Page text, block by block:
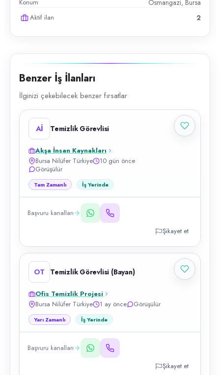
Konum Osmangazi, Bursa
Aktif ilan 2
Benzer İş İlanları
İlginizi çekebilecek benzer fırsatlar
Aİ Temizlik Görevlisi
Akşa İnsan Kaynakları
Bursa Nilüfer Türkiye
10 gün önce
Görüşülür
Tam Zamanlı İş Yerinde
Başvuru kanalları
Şikayet et
OT Temizlik Görevlisi (Bayan)
Ofis Temizlik Projesi
Bursa Nilüfer Türkiye
1 ay önce Görüşülür
Yarı Zamanlı İş Yerinde
Başvuru kanalları
Şikayet et